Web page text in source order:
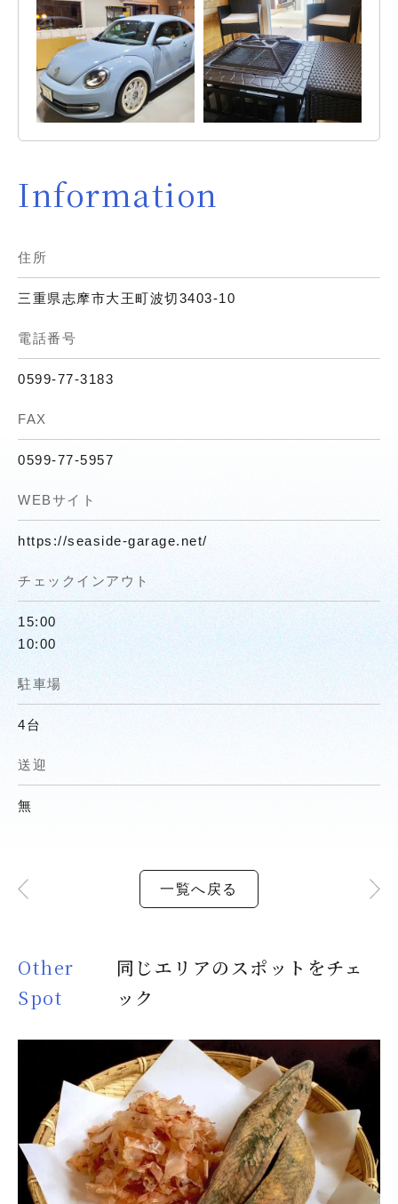
Information
住所
三重県志摩市大王町波切3403-10
電話番号
0599-77-3183
FAX
0599-77-5957
WEBサイト
https://seaside-garage.net/
チェックインアウト
15:00
10:00
駐車場
4台
送迎
無
一覧へ戻る
Other
Spot
同じエリアのスポットをチェ
ック